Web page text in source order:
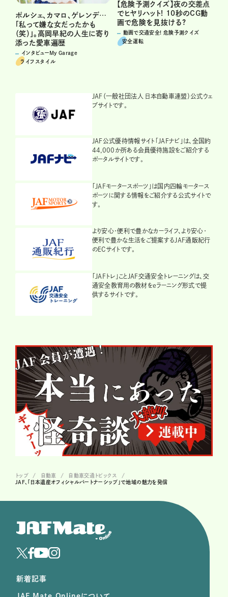
ポルシェ、カマロ、ゲレンデ…
「私って嫌な女だったかも
（笑）」。高岡早紀の人生に寄り
添った愛車遍歴
インタビューMy Garage
ライフスタイル
【危険予測クイズ】夜の交差点
でヒヤリハット! 10秒のCG動
画で危険を見抜ける?
動画で交通安全! 危険予測クイズ
安全運転
JAF（一般社団法人 日本自動車連盟）公式ウェ
ブサイトです。
JAF公式優待情報サイト「JAFナビ」は、全国約
44,000か所ある会員優待施設をご紹介する
ポータルサイトです。
「JAFモータースポーツ」は国内四輪モータース
ポーツに関する情報をご紹介する公式サイトで
す。
より安心・便利で豊かなカーライフ、より安心・
便利で豊かな生活をご提案するJAF通販紀行
のECサイトです。
「JAFトレ」ことJAF交通安全トレーニングは、交
通安全教育用の教材をeラーニング形式で提
供するサイトです。
トップ 自動車
自動車交通トピックス
JAF、「日本遺産オフィシャルパートナーシップ」で地域の魅力を発信
新着記事